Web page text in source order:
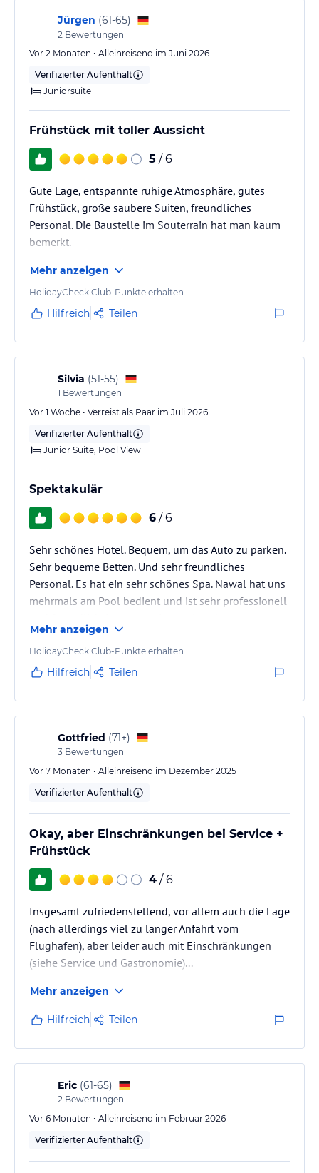
Fantastisch ist der Ausblick von der Poolterasse zu den Dünen
und dem Leuchtturm von Maspalomas.
Hoteliers-/Veranstalter-/Kataloginformationen. Alle Angaben
ohne Gewähr und ohne Prüfung durch HolidayCheck. Bitte
Jürgen (61-65)
2 Bewertungen
Vor 2 Monaten • Alleinreisend im Juni 2026
Verifizierter Aufenthalt
Juniorsuite
Frühstück mit toller Aussicht
5 / 6
Gute Lage, entspannte ruhige Atmosphäre, gutes
Frühstück, große saubere Suiten, freundliches
Personal. Die Baustelle im Souterrain hat man kaum
bemerkt.
Mehr anzeigen
HolidayCheck Club-Punkte erhalten
Hilfreich Teilen
Silvia (51-55)
1 Bewertungen
Vor 1 Woche • Verreist als Paar im Juli 2026
Verifizierter Aufenthalt
Junior Suite, Pool View
Spektakulär
6 / 6
Sehr schönes Hotel. Bequem, um das Auto zu parken.
Sehr bequeme Betten. Und sehr freundliches
Personal. Es hat ein sehr schönes Spa. Nawal hat uns
mehrmals am Pool bedient und ist sehr professionell
empfehlenswertes Hotel.
Mehr anzeigen
HolidayCheck Club-Punkte erhalten
Hilfreich Teilen
Gottfried (71+)
3 Bewertungen
Vor 7 Monaten • Alleinreisend im Dezember 2025
Verifizierter Aufenthalt
Okay, aber Einschränkungen bei Service +
Frühstück
4 / 6
Insgesamt zufriedenstellend, vor allem auch die Lage
(nach allerdings viel zu langer Anfahrt vom
Flughafen), aber leider auch mit Einschränkungen
(siehe Service und Gastronomie)...
Mehr anzeigen
Hilfreich Teilen
Eric (61-65)
2 Bewertungen
Vor 6 Monaten • Alleinreisend im Februar 2026
Verifizierter Aufenthalt